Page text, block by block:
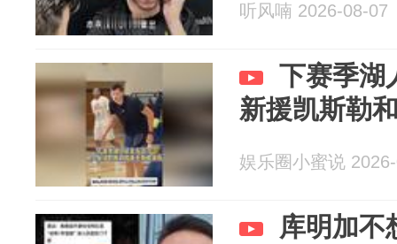
听风喃 2026-08-07
下赛季湖
新援凯斯勒
娱乐圈小蜜说
库明加不